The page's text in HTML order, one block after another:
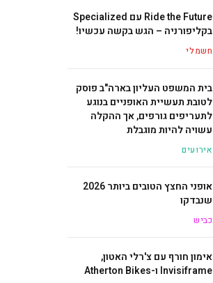
Ride the Future עם Specialized
בקליפורניה – הגש בקשה עכשיו!
חשמלי
בית המשפט העליון בארה"ב פוסק
לטובת תעשיית האופניים בנוגע
לתעריפים גורפים, אך ההקלה
עשויה להיות מוגבלת
אירועים
אופני החצץ הטובים ביותר 2026
שנבדקו
כביש
אימון חורף עם צ'רלי האטון,
Invisiframe ו-Atherton Bikes